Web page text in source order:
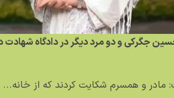
جگرکی و دو مرد دیگر در دادگاه شهادت
مادر و همسرم شکایت کردند که از خانه...